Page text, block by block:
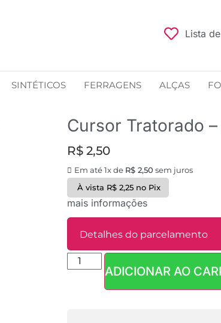
Lista
SINTÉTICOS FERRAGENS ALÇAS
Cursor Tratorado
R$2,50
Em até 1x de R$2,50 sem juros
À vista R$ 2,25 no Pix
mais informações
Detalhes do parcelamento
Parcelas:ADICIONAR AO